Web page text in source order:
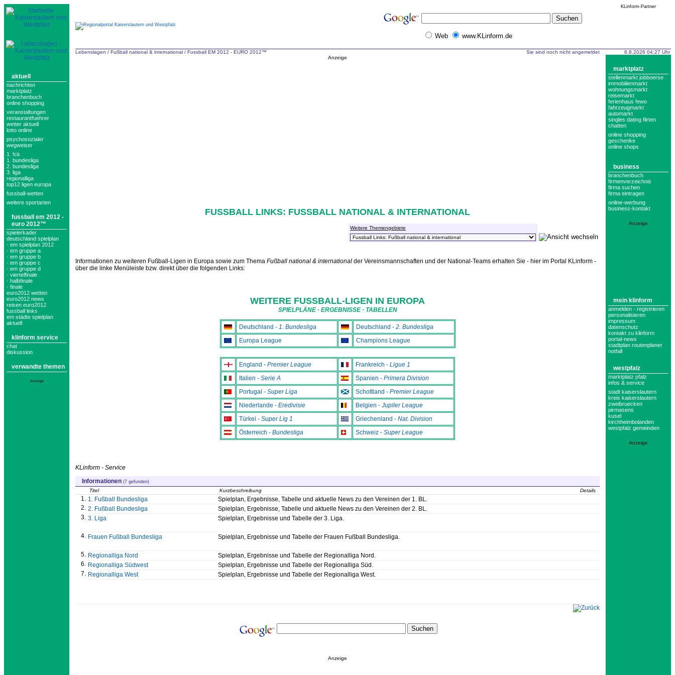
aktuell
nachrichten
marktplatz
branchenbuch
online shopping
veranstaltungen
restaurantfuehrer
wetter aktuell
lotto online
psychosozialer
wegweiser
1. fck
1. bundesliga
2. bundesliga
3. liga
regionalliga
top12 ligen europa
fussball-wetten
weitere sportarten
fussball em 2012 -
euro 2012™
spielerkader
deutschland spielplan
· em spielplan 2012
· em gruppe a
· em gruppe b
· em gruppe c
· em gruppe d
· viertelfinale
· halbfinale
· finale
euro2012 wetten
euro2012 news
reisen euro2012
fussball links
em städte spielplan
aktuell
klinform service
chat
diskussion
verwandte themen
Anzeige
KLinform-Partner
Web www.KLinform.de
Lebenslagen / Fußball national & international / Fussball EM 2012 - EURO 2012™
Sie sind noch nicht angemeldet
Anzeige
FUSSBALL LINKS: FUSSBALL NATIONAL & INTERNATIONAL
Weitere Themengebiete
Informationen zu weiteren Fußball-Ligen in Europa sowie zum Thema Fußball national & international der Vereinsmannschaften und der National-Teams erhalten Sie - hier im Portal KLinform -
über die linke Menüleiste bzw. direkt über die folgenden Links:
WEITERE FUSSBALL-LIGEN IN EUROPA
SPIELPLÄNE · ERGEBNISSE · TABELLEN
Deutschland - 1. Bundesliga Deutschland - 2. Bundesliga
Europa League
Champions League
England - Premier League Frankreich - Ligue 1
Italien - Serie A Spanien - Primera Division
Portugal - Super Liga Schottland - Premier League
Niederlande - Eredivisie Belgien - Jupiler League
Türkei - Super Lig 1 Griechenland - Nat. Division
Österreich - Bundesliga Schweiz - Super League
KLinform - Service
Informationen (7 gefunden)
Titel Kurzbeschreibung Details
1. 1. Fußball Bundesliga
Spielplan, Ergebnisse, Tabelle und aktuelle News zu den Vereinen der 1. BL.
2. 2. Fußball Bundesliga
Spielplan, Ergebnisse, Tabelle und aktuelle News zu den Vereinen der 2. BL.
3. 3. Liga Spielplan, Ergebnisse und Tabelle der 3. Liga.
4. Frauen Fußball Bundesliga Spielplan, Ergebnisse und Tabelle der Frauen Fußball Bundesliga.
5. Regionalliga Nord
Spielplan, Ergebnisse und Tabelle der Regionalliga Nord.
6. Regionalliga Südwest
Spielplan, Ergebnisse und Tabelle der Regionalliga Süd.
7. Regionalliga West Spielplan, Ergebnisse und Tabelle der Regionalliga West.
Anzeige
8.8.2026 04:27 Uhr
marktplatz
stellenmarkt jobboerse
immobilienmarkt
wohnungsmarkt
reisemarkt
ferienhaus fewo
fahrzeugmarkt
automarkt
singles dating flirten
chatten
online shopping
geschenke
online shops
business
branchenbuch
firmenverzeichnis
firma suchen
firma eintragen
online-werbung
business-kontakt
Anzeige
mein klinform
anmelden - registrieren
personalisieren
impressum
datenschutz
kontakt zu klinform
portal-news
stadtplan routenplaner
notfall
westpfalz
marktplatz pfalz
infos & service
stadt kaiserslautern
kreis kaiserslautern
zweibruecken
pirmasens
kusel
kirchheimbolanden
westpfalz gemeinden
Anzeige